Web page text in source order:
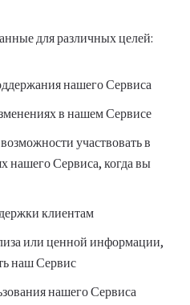
для различных целей:
нашего Сервиса
в нашем Сервисе
участвовать в
нашего Сервиса, когда вы
клиентам
или ценной информации,
наш Сервис
нашего Сервиса